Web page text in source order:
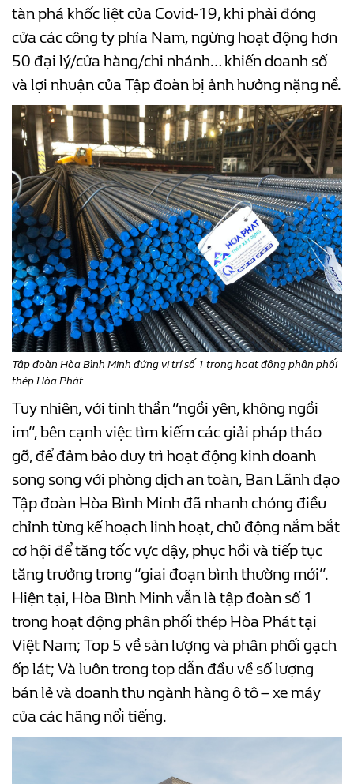
tàn phá khốc liệt của Covid-19, khi phải đóng
cửa các công ty phía Nam, ngừng hoạt động hơn
50 đại lý/cửa hàng/chi nhánh… khiến doanh số
và lợi nhuận của Tập đoàn bị ảnh hưởng nặng nề.
Tập đoàn Hòa Bình Minh đứng vị trí số 1 trong hoạt động phân phối
thép Hòa Phát
Tuy nhiên, với tinh thần “ngồi yên, không ngồi
im”, bên cạnh việc tìm kiếm các giải pháp tháo
gỡ, để đảm bảo duy trì hoạt động kinh doanh
song song với phòng dịch an toàn, Ban Lãnh đạo
Tập đoàn Hòa Bình Minh đã nhanh chóng điều
chỉnh từng kế hoạch linh hoạt, chủ động nắm bắt
cơ hội để tăng tốc vực dậy, phục hồi và tiếp tục
tăng trưởng trong “giai đoạn bình thường mới”.
Hiện tại, Hòa Bình Minh vẫn là tập đoàn số 1
trong hoạt động phân phối thép Hòa Phát tại
Việt Nam; Top 5 về sản lượng và phân phối gạch
ốp lát; Và luôn trong top dẫn đầu về số lượng
bán lẻ và doanh thu ngành hàng ô tô –xe máy
của các hãng nổi tiếng.